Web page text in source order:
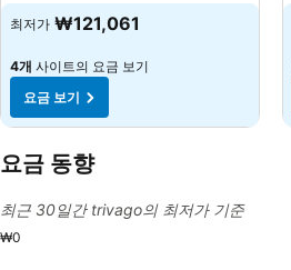
최저가 ₩121,061
4개 사이트의 요금 보기
요금 보기
요금 동향
최근 30일간 trivago의 최저가 기준
₩0